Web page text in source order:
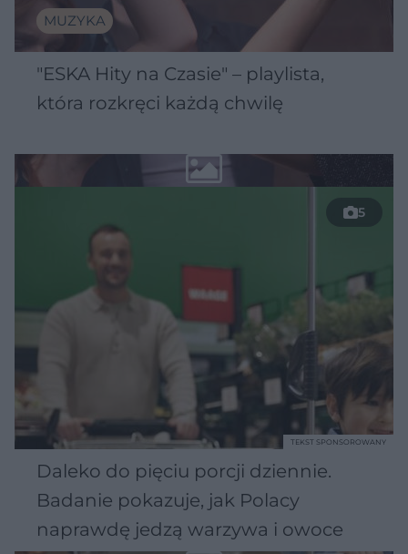
MUZYKA
"ESKA Hity na Czasie" – playlista,
która rozkręci każdą chwilę
5
Daleko do pięciu porcji dziennie.
Badanie pokazuje, jak Polacy
naprawdę jedzą warzywa i owoce
TEKST SPONSOROWANY